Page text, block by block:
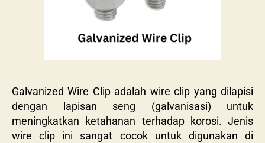
Galvanized Wire Clip adalah wire clip yang dilapisi
dengan lapisan seng (galvanisasi) untuk
meningkatkan ketahanan terhadap korosi. Jenis
wire clip ini sangat cocok untuk digunakan di